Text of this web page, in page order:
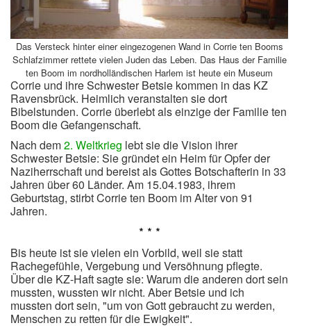
Das Versteck hinter einer eingezogenen Wand in Corrie ten Booms
Schlafzimmer rettete vielen Juden das Leben. Das Haus der Familie
ten Boom im nordholländischen Harlem ist heute ein Museum
Corrie und ihre Schwester Betsie kommen in das KZ
Ravensbrück. Heimlich veranstalten sie dort
Bibelstunden. Corrie überlebt als einzige der Familie ten
Boom die Gefangenschaft.
Nach dem2. Weltkrieg lebt sie die Vision ihrer
Schwester Betsie: Sie gründet ein Heim für Opfer der
Naziherrschaft und bereist als Gottes Botschafterin in 33
Jahren über 60 Länder. Am 15.04.1983, ihrem
Geburtstag, stirbt Corrie ten Boom im Alter von 91
Jahren.
* * *
Bis heute ist sie vielen ein Vorbild, weil sie statt
Rachegefühle, Vergebung und Versöhnung pflegte.
Über die KZ-Haft sagte sie: Warum die anderen dort sein
mussten, wussten wir nicht. Aber Betsie und ich
mussten dort sein, "um von Gott gebraucht zu werden,
Menschen zu retten für die Ewigkeit".